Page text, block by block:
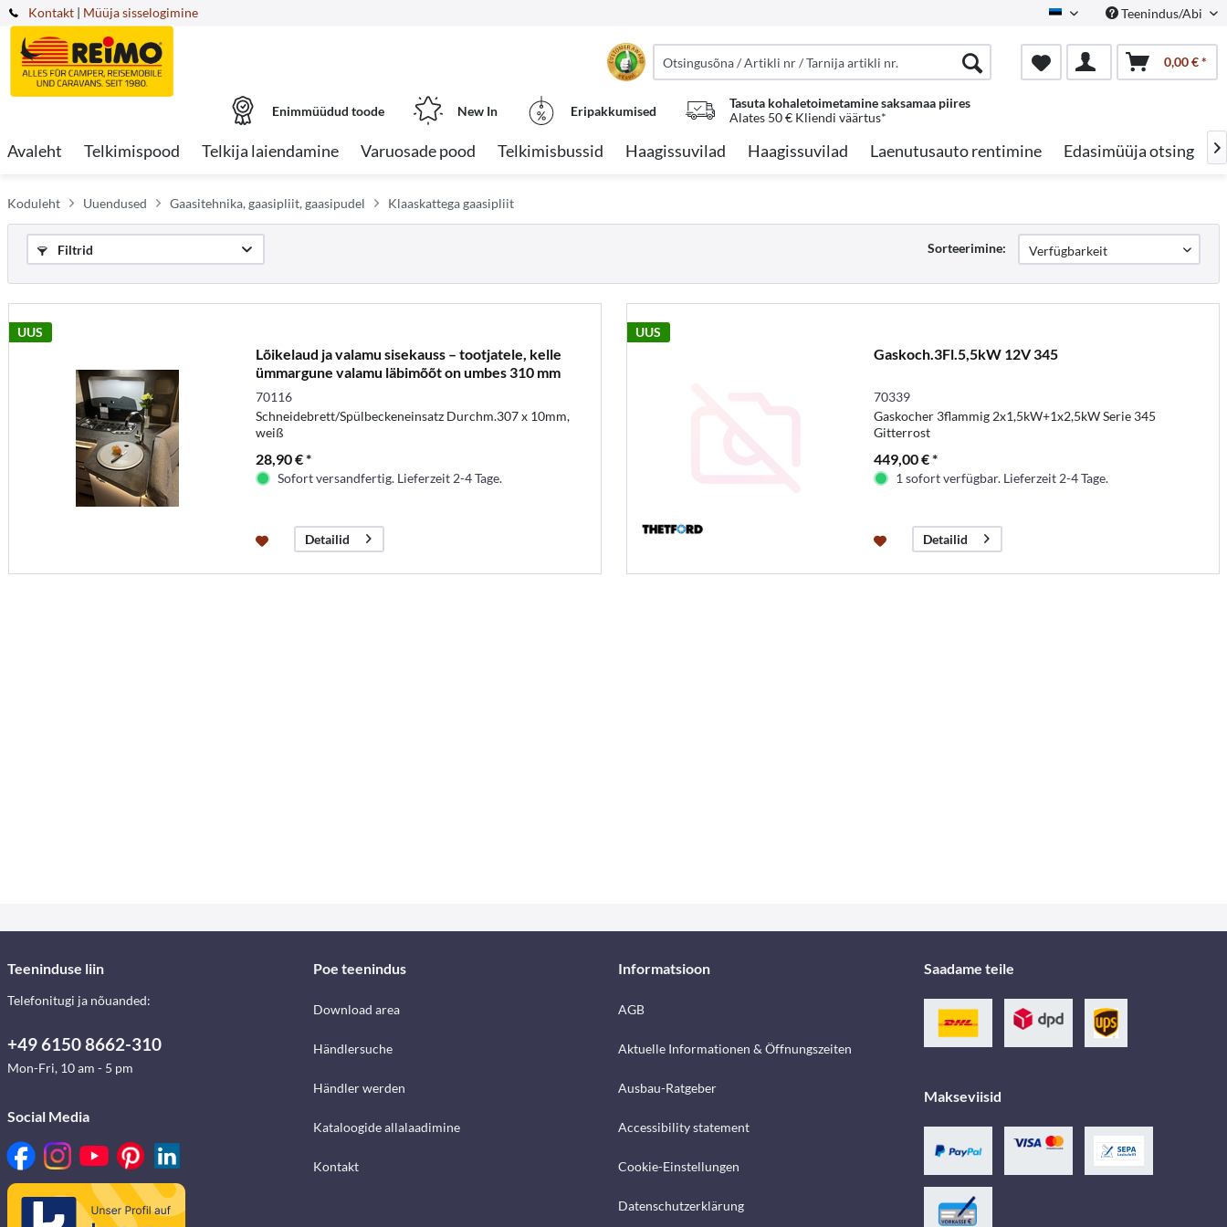
Kontakt Estonian Teenindus/Abi
| Müüja sisselogimine
0,00 € *
Enimmüüdud toode New In Eripakkumised
Tasuta kohaletoimetamine saksamaa piires
Alates 50 € Kliendi väärtus*
Avaleht Telkimispood Telkija laiendamine Varuosade pood Telkimisbussid Haagissuvilad Haagissuvilad Laenutusauto rentimine Edasimüüja otsing 
Koduleht Uuendused Gaasitehnika, gaasipliit, gaasipudel Klaaskattega gaasipliit
Filtrid Sorteerimine:
UUS
Lõikelaud ja valamu sisekauss – tootjatele, kelle
ümmargune valamu läbimõõt on umbes 310 mm
70116
Schneidebrett/Spülbeckeneinsatz Durchm.307 x 10mm,
weiß
28,90 € *
Sofort versandfertig. Lieferzeit 2-4 Tage.
Detailid
UUS
Gaskoch.3Fl.5,5kW 12V 345
70339
Gaskocher 3flammig 2x1,5kW+1x2,5kW Serie 345
Gitterrost
449,00 € *
1 sofort verfügbar. Lieferzeit 2-4 Tage.
Detailid
Teeninduse liin
Telefonitugi ja nõuanded:
+49 6150 8662-310
Mon-Fri, 10 am - 5 pm
Social Media
Poe teenindus
Download area
Händlersuche
Händler werden
Kataloogide allalaadimine
Kontakt
Informatsioon
AGB
Aktuelle Informationen & Öffnungszeiten
Ausbau-Ratgeber
Accessibility statement
Cookie-Einstellungen
Datenschutzerklärung
Saadame teile
Makseviisid